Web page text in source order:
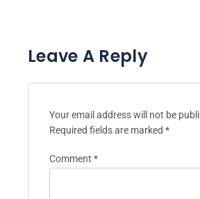
Leave A Reply
Your email address will not be
Required fields are marked *
Comment *